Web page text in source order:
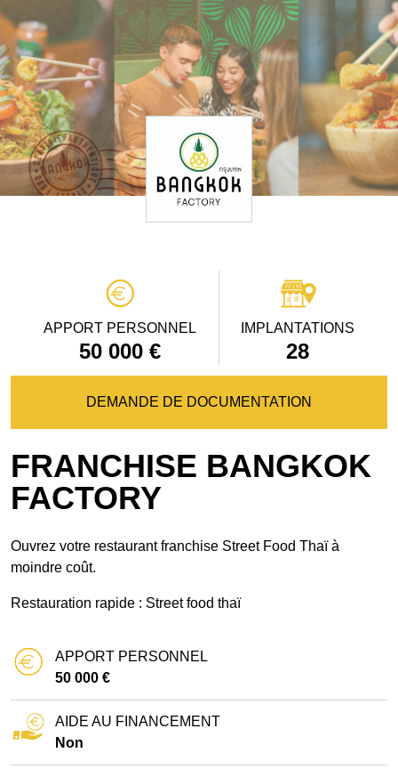
APPORT PERSONNEL
50 000 €
IMPLANTATIONS
28
DEMANDE DE DOCUMENTATION
FRANCHISE BANGKOK
FACTORY
Ouvrez votre restaurant franchise Street Food Thaï à
moindre coût.
Restauration rapide : Street food thaï
APPORT PERSONNEL
50 000 €
AIDE AU FINANCEMENT
Non